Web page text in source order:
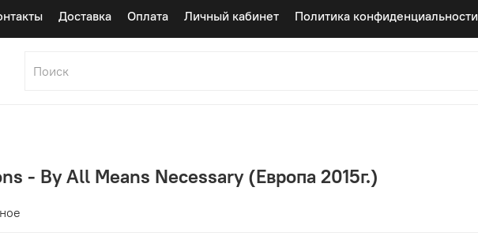
Доставка Оплата Личный кабинет Политика конфиденциальности
- By All Means Necessary (Европа 2015г.)